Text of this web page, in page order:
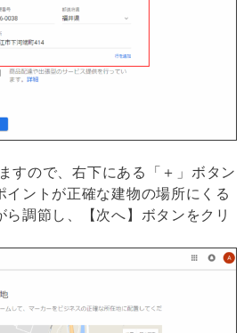
すので、右下にある「＋」ボタン
イントが正確な建物の場所にくる
ら調節し、【次へ】ボタンをクリ